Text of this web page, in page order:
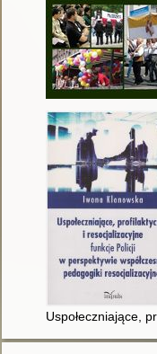
Uspołeczniające,